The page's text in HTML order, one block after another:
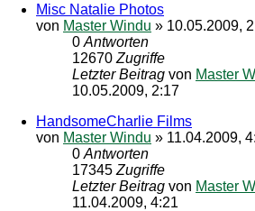
Misc Natalie Photos
von Master Windu » 10.05.2009,
0 Antworten
12670 Zugriffe
Letzter Beitrag von Master
10.05.2009, 2:17
HandsomeCharlie Films
von Master Windu » 11.04.2009,
0 Antworten
17345 Zugriffe
Letzter Beitrag von Master
11.04.2009, 4:21